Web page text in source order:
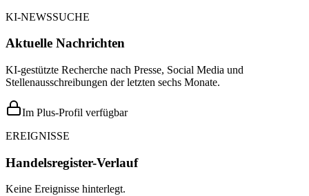
KI-NEWSSUCHE
Aktuelle Nachrichten
KI-gestützte Recherche nach Presse, Social Media und
Stellenausschreibungen der letzten sechs Monate.
Im Plus-Profil verfügbar
EREIGNISSE
Handelsregister-Verlauf
Keine Ereignisse hinterlegt.